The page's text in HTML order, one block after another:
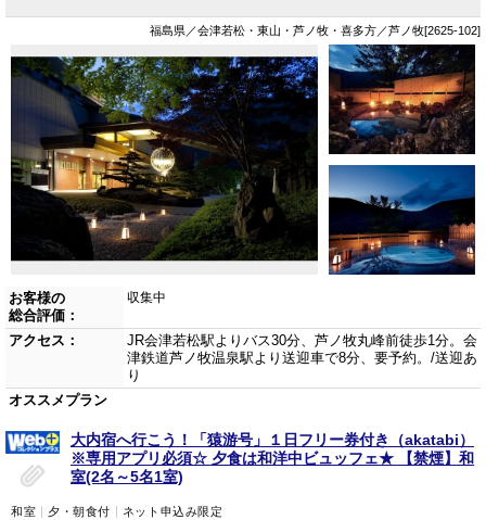
福島県／会津若松・東山・芦ノ牧・喜多方／芦ノ牧[2625-102]
お客様の
総合評価：
収集中
アクセス：
JR会津若松駅よりバス30分、芦ノ牧丸峰前徒歩1分。会
津鉄道芦ノ牧温泉駅より送迎車で8分、要予約。/送迎あ
り
オススメプラン
大内宿へ行こう！「猿游号」１日フリー券付き（akatabi）
※専用アプリ必須☆ 夕食は和洋中ビュッフェ★ 【禁煙】和
室(2名～5名1室)
和室 夕・朝食付 ネット申込み限定